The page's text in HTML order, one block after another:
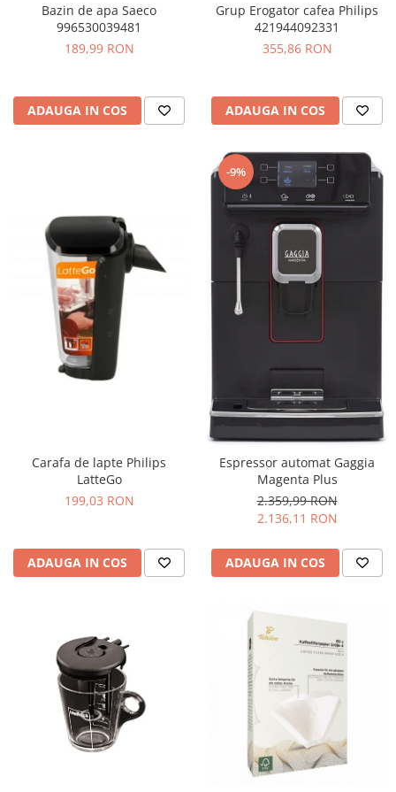
Bazin de apa Saeco
996530039481
189,99 RON
ADAUGA IN COS
Grup Erogator cafea Philips
421944092331
355,86 RON
ADAUGA IN COS
Carafa de lapte Philips
LatteGo
199,03 RON
ADAUGA IN COS
-9%
Espressor automat Gaggia
Magenta Plus
2.359,99 RON
2.136,11 RON
ADAUGA IN COS